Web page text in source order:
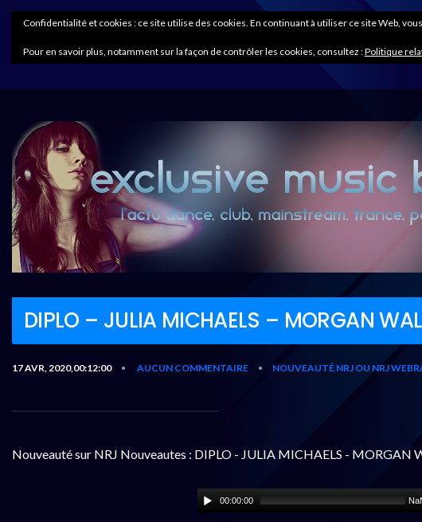
DIPLO – JULIA MICHAELS – MORGAN
17 AVR, 2020,00:12:00 • AUCUN COMMENTAIRE • NOUVEAUTÉ NRJ OU NRJ
Nouveauté sur NRJ Nouveautes : DIPLO - JULIA MICHAELS - MORGAN
00:00:00
Confidentialité et cookies : ce site utilise des cookies. En continuant à utiliser ce site Web,
Pour en savoir plus, notamment sur la façon de contrôler les cookies, consultez :Politique